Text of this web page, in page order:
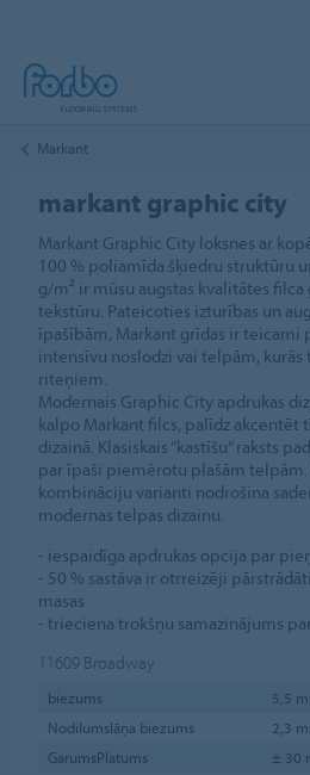
Markant
markant graphic city
Markant Graphic City loksnes ar
100 % poliamīda šķiedru struktūru
g/m² ir mūsu augstas kvalitātes
tekstūru. Pateicoties izturības un
īpašībām, Markant grīdas ir
intensīvu noslodzi vai telpām,
riteņiem.
Modernais Graphic City apdrukas
kalpo Markant filcs, palīdz akcentēt
dizainā. Klasiskais “kastīšu” raksts
par īpaši piemērotu plašām telpām.
kombināciju varianti nodrošina
modernas telpas dizainu.
- iespaidīga apdrukas opcija par
- 50 % sastāva ir otrreizēji
masas
- trieciena trokšņu samazinājums
11609 Broadway
biezums
5,5
Nodilumslāņa biezums
2,3
GarumsPlatums
± 30